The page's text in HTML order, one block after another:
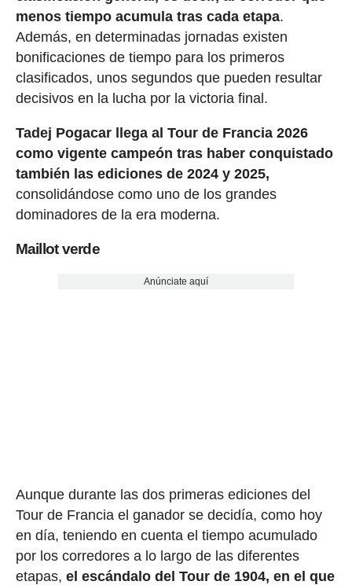
menos tiempo acumula tras cada etapa.
Además, en determinadas jornadas existen
bonificaciones de tiempo para los primeros
clasificados, unos segundos que pueden resultar
decisivos en la lucha por la victoria final.
Tadej Pogacar llega al Tour de Francia 2026
como vigente campeón tras haber conquistado
también las ediciones de 2024 y 2025,
consolidándose como uno de los grandes
dominadores de la era moderna.
Maillot verde
Anúnciate aquí
Aunque durante las dos primeras ediciones del
Tour de Francia el ganador se decidía, como hoy
en día, teniendo en cuenta el tiempo acumulado
por los corredores a lo largo de las diferentes
etapas, el escándalo del Tour de 1904, en el que